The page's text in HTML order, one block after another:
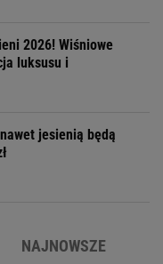
2026! Wiśniowe
luksusu i
jesienią będą
NAJNOWSZE